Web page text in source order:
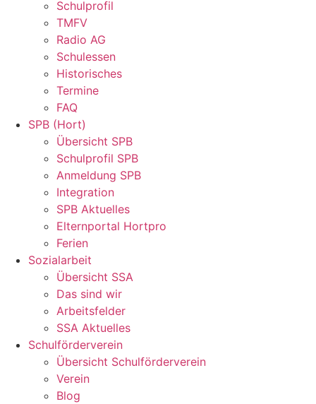
Schulprofil
TMFV
Radio AG
Schulessen
Historisches
Termine
FAQ
SPB (Hort)
Übersicht SPB
Schulprofil SPB
Anmeldung SPB
Integration
SPB Aktuelles
Elternportal Hortpro
Ferien
Sozialarbeit
Übersicht SSA
Das sind wir
Arbeitsfelder
SSA Aktuelles
Schulförderverein
Übersicht Schulförderverein
Verein
Blog